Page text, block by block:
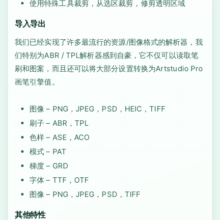
使用特殊工具裁剪，从选区裁剪，修剪透明区域
导入导出
我们已经实现了许多最流行的资源/图像格式的解析器，我
们特别为ABR / TPL解析器感到自豪，它不仅可以读取笔
刷和图案，而且还可以将大部分设置转换为Artstudio Pro
画笔引擎值。
图像 – PNG，JPEG，PSD，HEIC，TIFF
刷子 – ABR，TPL
色样 – ASE，ACO
模式 – PAT
梯度 – GRD
字体 – TTF，OTF
图像 – PNG，JPEG，PSD，TIFF
其他特性